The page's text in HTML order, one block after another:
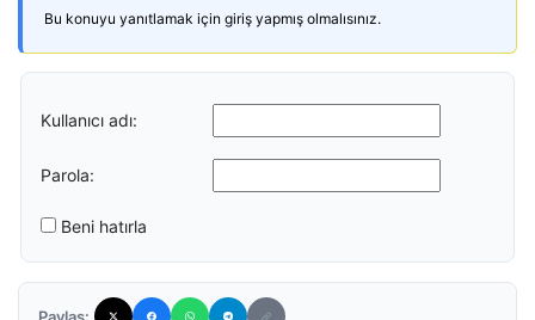
Bu konuyu yanıtlamak için giriş yapmış olmalısınız.
Kullanıcı adı:
Parola:
Beni hatırla